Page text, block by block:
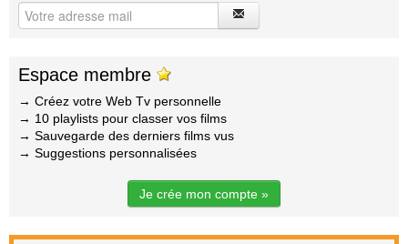
Espace membre
→ Créez votre Web Tv personnelle
→ 10 playlists pour classer vos films
→ Sauvegarde des derniers films vus
→ Suggestions personnalisées
Je crée mon compte »